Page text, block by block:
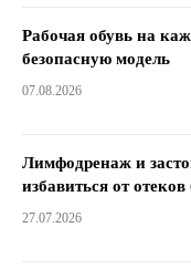
Рабочая обувь на
безопасную модель
07.08.2026
Лимфодренаж и
избавиться от
27.07.2026